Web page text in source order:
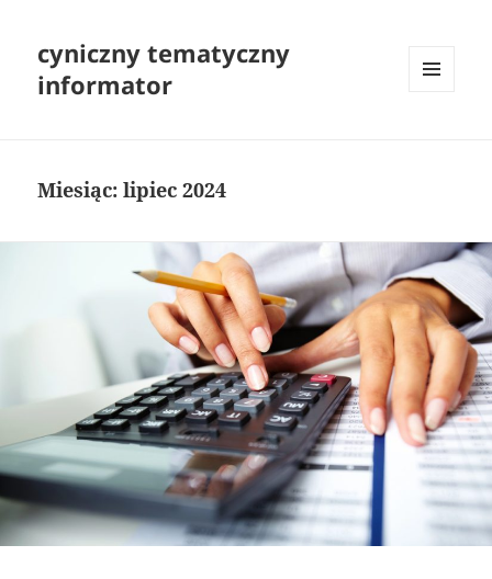
cyniczny tematyczny
informator
Miesiąc:lipiec 2024